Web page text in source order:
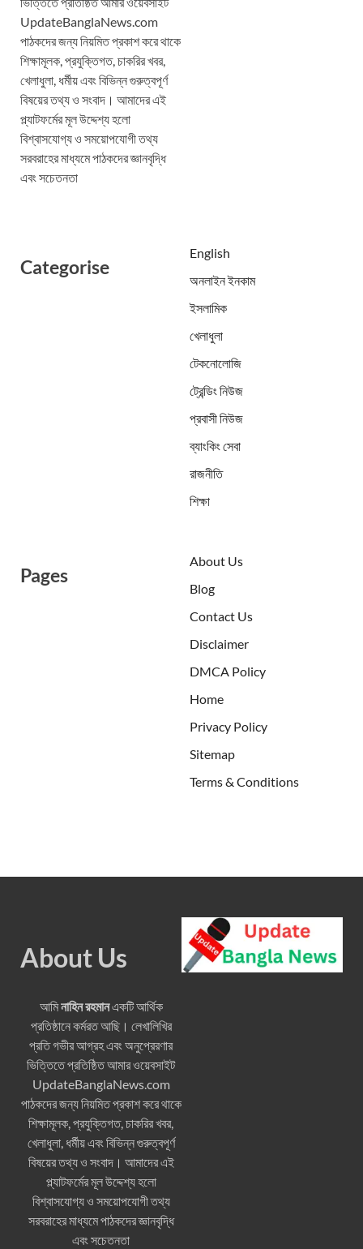
UpdateBanglaNews.com
পাঠকদের জন্য নিয়মিত প্রকাশ করে থাকে
শিক্ষামূলক, প্রযুক্তিগত, চাকরির খবর,
খেলাধুলা, ধর্মীয় এবং বিভিন্ন গুরুত্বপূর্ণ
বিষয়ের তথ্য ও সংবাদ। আমাদের এই
প্ল্যাটফর্মের মূল উদ্দেশ্য হলো
বিশ্বাসযোগ্য ও সময়োপযোগী তথ্য
সরবরাহের মাধ্যমে পাঠকদের জ্ঞানবৃদ্ধি
এবং সচেতনতা
Categorise
English
অনলাইন ইনকাম
ইসলামিক
খেলাধুলা
টেকনোলোজি
ট্রেন্ডিং নিউজ
প্রবাসী নিউজ
ব্যাংকিং সেবা
রাজনীতি
শিক্ষা
Pages
About Us
Blog
Contact Us
Disclaimer
DMCA Policy
Home
Privacy Policy
Sitemap
Terms & Conditions
About Us
আমিনাহিন রহমানএকটি আর্থিক
প্রতিষ্ঠানে কর্মরত আছি। লেখালিখির
প্রতি গভীর আগ্রহ এবং অনুপ্রেরণার
ভিত্তিতে প্রতিষ্ঠিত আমার ওয়েবসাইট
UpdateBanglaNews.com
পাঠকদের জন্য নিয়মিত প্রকাশ করে থাকে
শিক্ষামূলক, প্রযুক্তিগত, চাকরির খবর,
খেলাধুলা, ধর্মীয় এবং বিভিন্ন গুরুত্বপূর্ণ
বিষয়ের তথ্য ও সংবাদ। আমাদের এই
প্ল্যাটফর্মের মূল উদ্দেশ্য হলো
বিশ্বাসযোগ্য ও সময়োপযোগী তথ্য
সরবরাহের মাধ্যমে পাঠকদের জ্ঞানবৃদ্ধি
এবং সচেতনতা